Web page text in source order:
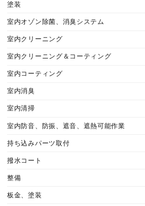
塗装
室内オゾン除菌、消臭システム
室内クリーニング
室内クリーニング＆コーティング
室内コーティング
室内消臭
室内清掃
室内防音、防振、遮音、遮熱可能作業
持ち込みパーツ取付
撥水コート
整備
板金、塗装